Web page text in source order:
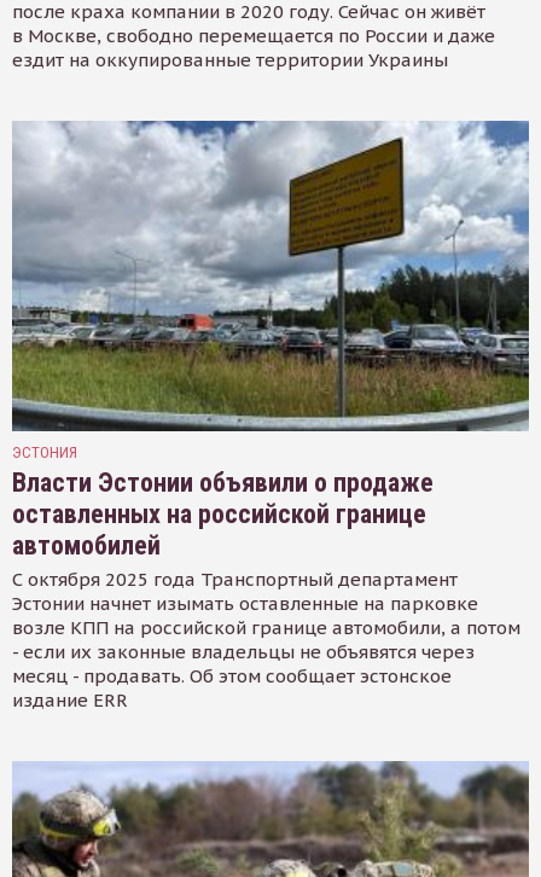
после краха компании в 2020 году. Сейчас он живёт
в Москве, свободно перемещается по России и даже
ездит на оккупированные территории Украины
ЭСТОНИЯ
Власти Эстонии объявили о продаже
оставленных на российской границе
автомобилей
С октября 2025 года Транспортный департамент
Эстонии начнет изымать оставленные на парковке
возле КПП на российской границе автомобили, а потом
- если их законные владельцы не объявятся через
месяц - продавать. Об этом сообщает эстонское
издание ERR